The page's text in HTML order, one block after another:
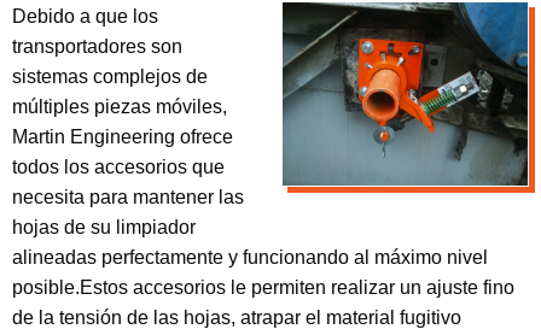
Debido a que los
transportadores son
sistemas complejos de
múltiples piezas móviles,
Martin Engineering ofrece
todos los accesorios que
necesita para mantener las
hojas de su limpiador
alineadas perfectamente y funcionando al máximo nivel
posible.Estos accesorios le permiten realizar un ajuste fino
de la tensión de las hojas, atrapar el material fugitivo